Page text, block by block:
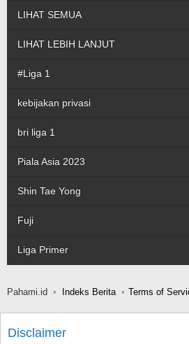
LIHAT SEMUA
LIHAT LEBIH LANJUT
#Liga 1
kebijakan privasi
bri liga 1
Piala Asia 2023
Shin Tae Yong
Fuji
Liga Primer
Pahami.id Indeks Berita Terms of
Disclaimer